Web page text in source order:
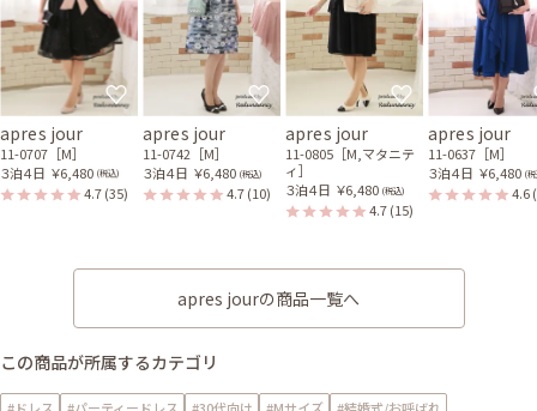
apres jour
11-0707［M］
３泊４日 ￥6,480 (税込)
4.7(35)
apres jour
11-0742［M］
３泊４日 ￥6,480 (税込)
4.7(10)
apres jour
11-0805［M,マタニテ
ィ］
３泊４日 ￥6,480 (税込)
4.7(15)
apres jour
11-0637［M］
３泊４日 ￥6,480 (
4.6
apres jourの商品一覧へ
この商品が所属するカテゴリ